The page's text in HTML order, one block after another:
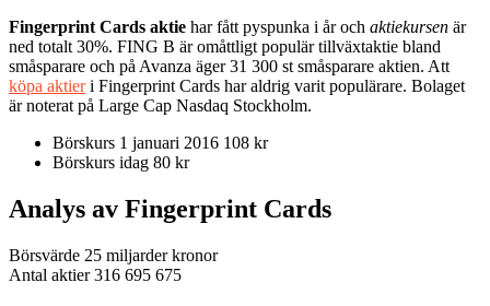
Fingerprint Cards aktie har fått pyspunka i år och aktiekursen är
ned totalt 30%. FING B är omåttligt populär tillväxtaktie bland
småsparare och på Avanza äger 31 300 st småsparare aktien. Att
köpa aktieri Fingerprint Cards har aldrig varit populärare. Bolaget
är noterat på Large Cap Nasdaq Stockholm.
Börskurs 1 januari 2016 108 kr
Börskurs idag 80 kr
Analys av Fingerprint Cards
Börsvärde 25 miljarder kronor
Antal aktier 316 695 675